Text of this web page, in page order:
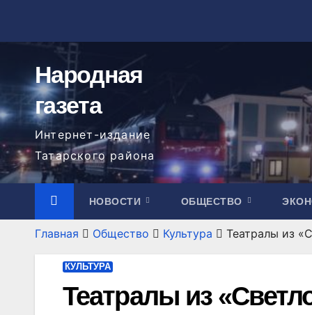
содержимому
Народная
газета
Интернет-издание
Татарского района
НОВОСТИ ОБЩЕСТВО
Главная Общество Культура Театралы из
КУЛЬТУРА
Театралы из